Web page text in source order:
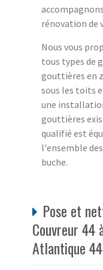
rénovation de
Nous vous
tous types de
gouttières en
sous les toits
une
gouttières
qualifié est
l'ensemble
buche.
Pose et
Couvreur 44
Atlantique 44